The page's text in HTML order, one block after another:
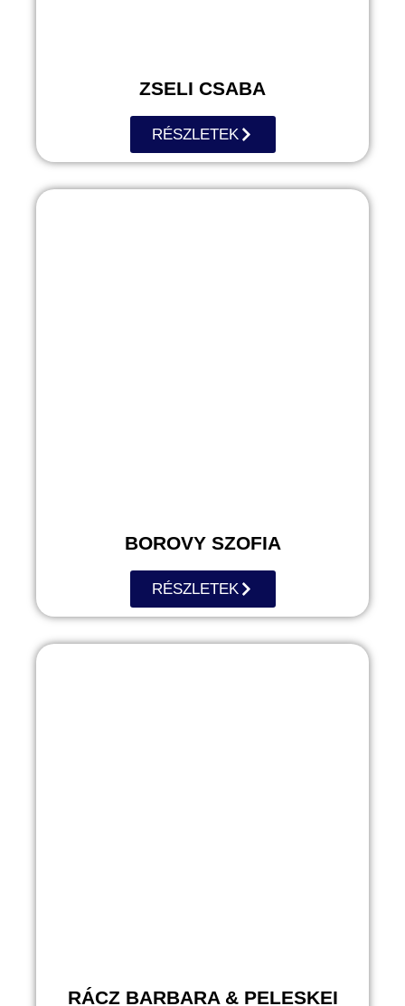
ZSELI CSABA
RÉSZLETEK
BOROVY SZOFIA
RÉSZLETEK
RÁCZ BARBARA & PELESKEI